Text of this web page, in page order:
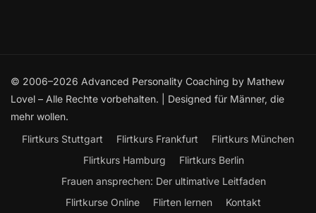
© 2006–2026 Advanced Personality Coaching by Mathew
Lovel – Alle Rechte vorbehalten. | Designed für Männer, die
mehr wollen.
Flirtkurs Stuttgart
Flirtkurs Frankfurt
Flirtkurs München
Flirtkurs Hamburg
Flirtkurs Berlin
Frauen ansprechen: Der ultimative Leitfaden
Flirtkurse Online
Flirten lernen Kontakt